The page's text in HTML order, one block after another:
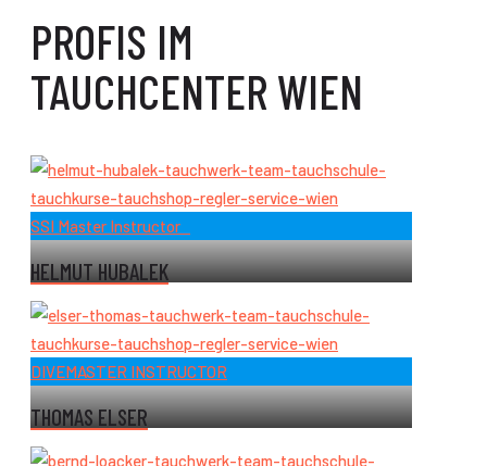
PROFIS IM
TAUCHCENTER WIEN
SSI Master Instructor
HELMUT HUBALEK
DIVEMASTER INSTRUCTOR
THOMAS ELSER